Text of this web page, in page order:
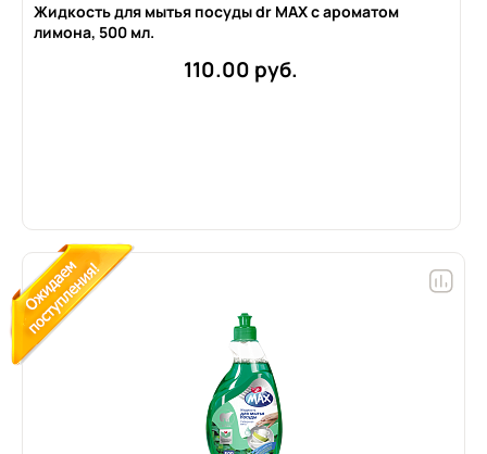
Жидкость для мытья посуды dr MAX с ароматом
лимона, 500 мл.
110.00 руб.